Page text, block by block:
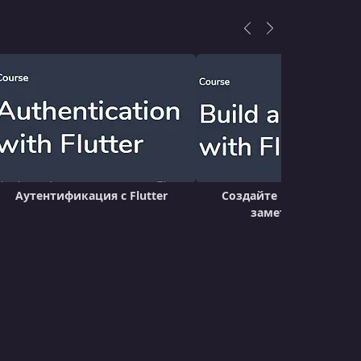
Аутентификация с Flutter
Создайте приложение
заметок с Flutter